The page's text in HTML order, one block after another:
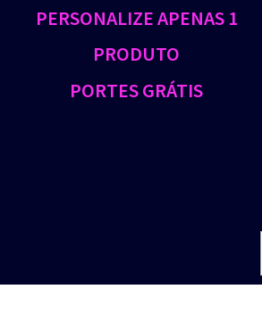
PERSONALIZE APENAS 1
PRODUTO
PORTES GRÁTIS